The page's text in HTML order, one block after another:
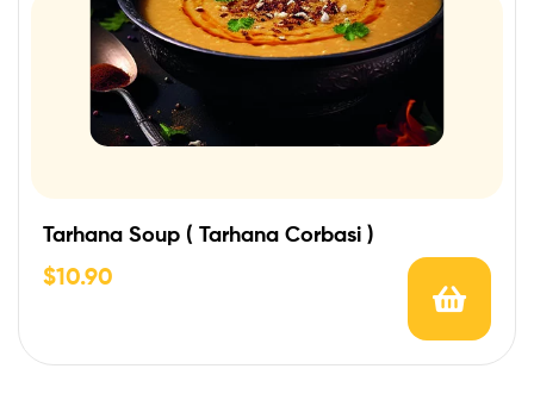
Tarhana Soup ( Tarhana Corbasi )
$10.90